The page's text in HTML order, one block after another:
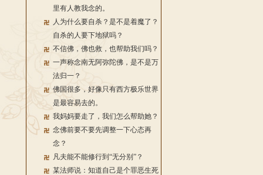
里有人教我念的。
人为什么要自杀？是不是着魔了？
自杀的人要下地狱吗？
不信佛，佛也救，也帮助我们吗？
一声称念南无阿弥陀佛，是不是万
法归一？
佛国很多，好像只有西方极乐世界
是最容易去的。
我妈妈要走了，我们怎么帮助她？
念佛前要不要先调整一下心态再
念？
凡夫能不能修行到“无分别”？
某法师说：知道自己是个罪恶生死